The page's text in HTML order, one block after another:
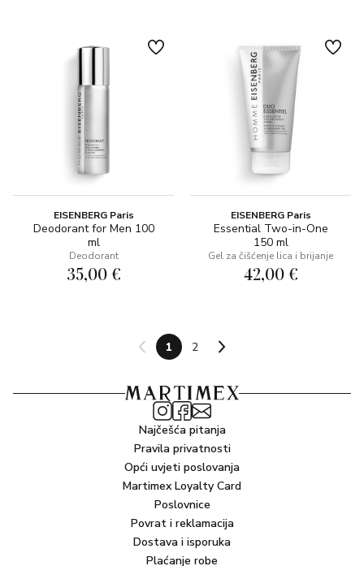
EISENBERG Paris
Deodorant for Men 100
ml
Deodorant
35,00 €
EISENBERG Paris
Essential Two-in-One
150 ml
Gel za čišćenje lica i brijanje
42,00 €
1 2
Najčešća pitanja
Pravila privatnosti
Opći uvjeti poslovanja
Martimex Loyalty Card
Poslovnice
Povrat i reklamacija
Dostava i isporuka
Plaćanje robe